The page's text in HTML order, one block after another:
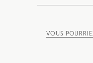
VOUS